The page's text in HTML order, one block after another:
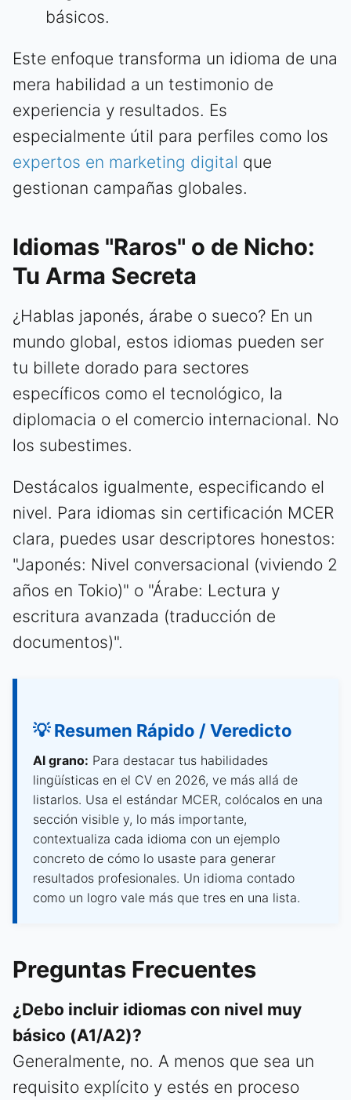
básicos.
Este enfoque transforma un idioma de una
mera habilidad a un testimonio de
experiencia y resultados. Es
especialmente útil para perfiles como los
expertos en marketing digital que
gestionan campañas globales.
Idiomas "Raros" o de Nicho:
Tu Arma Secreta
¿Hablas japonés, árabe o sueco? En un
mundo global, estos idiomas pueden ser
tu billete dorado para sectores
específicos como el tecnológico, la
diplomacia o el comercio internacional. No
los subestimes.
Destácalos igualmente, especificando el
nivel. Para idiomas sin certificación MCER
clara, puedes usar descriptores honestos:
"Japonés: Nivel conversacional (viviendo 2
años en Tokio)" o "Árabe: Lectura y
escritura avanzada (traducción de
documentos)".
💡 Resumen Rápido / Veredicto
Al grano: Para destacar tus habilidades
lingüísticas en el CV en 2026, ve más allá de
listarlos. Usa el estándar MCER, colócalos en una
sección visible y, lo más importante,
contextualiza cada idioma con un ejemplo
concreto de cómo lo usaste para generar
resultados profesionales. Un idioma contado
como un logro vale más que tres en una lista.
Preguntas Frecuentes
¿Debo incluir idiomas con nivel muy
básico (A1/A2)?
Generalmente, no. A menos que sea un
requisito explícito y estés en proceso